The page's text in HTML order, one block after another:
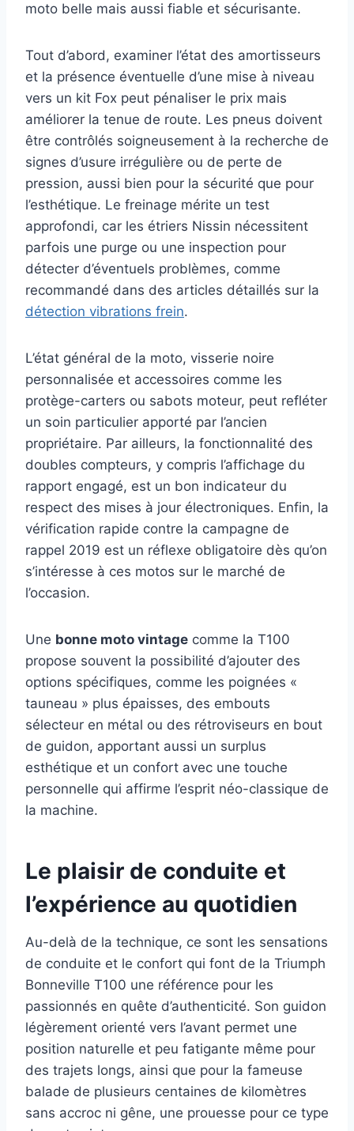
moto belle mais aussi fiable et sécurisante.
Tout d’abord, examiner l’état des amortisseurs
et la présence éventuelle d’une mise à niveau
vers un kit Fox peut pénaliser le prix mais
améliorer la tenue de route. Les pneus doivent
être contrôlés soigneusement à la recherche de
signes d’usure irrégulière ou de perte de
pression, aussi bien pour la sécurité que pour
l’esthétique. Le freinage mérite un test
approfondi, car les étriers Nissin nécessitent
parfois une purge ou une inspection pour
détecter d’éventuels problèmes, comme
recommandé dans des articles détaillés sur la
détection vibrations frein.
L’état général de la moto, visserie noire
personnalisée et accessoires comme les
protège-carters ou sabots moteur, peut refléter
un soin particulier apporté par l’ancien
propriétaire. Par ailleurs, la fonctionnalité des
doubles compteurs, y compris l’affichage du
rapport engagé, est un bon indicateur du
respect des mises à jour électroniques. Enfin, la
vérification rapide contre la campagne de
rappel 2019 est un réflexe obligatoire dès qu’on
s’intéresse à ces motos sur le marché de
l’occasion.
Une bonne moto vintage comme la T100
propose souvent la possibilité d’ajouter des
options spécifiques, comme les poignées «
tauneau » plus épaisses, des embouts
sélecteur en métal ou des rétroviseurs en bout
de guidon, apportant aussi un surplus
esthétique et un confort avec une touche
personnelle qui affirme l’esprit néo-classique de
la machine.
Le plaisir de conduite et
l’expérience au quotidien
Au-delà de la technique, ce sont les sensations
de conduite et le confort qui font de la Triumph
Bonneville T100 une référence pour les
passionnés en quête d’authenticité. Son guidon
légèrement orienté vers l’avant permet une
position naturelle et peu fatigante même pour
des trajets longs, ainsi que pour la fameuse
balade de plusieurs centaines de kilomètres
sans accroc ni gêne, une prouesse pour ce type